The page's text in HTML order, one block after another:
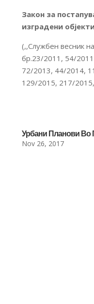
Закон за
изградени
(,,Службен весник
бр.23/2011, 54/
72/2013, 44/2014,
129/2015, 217/
Урбани Планови Во
Nov 26, 2017